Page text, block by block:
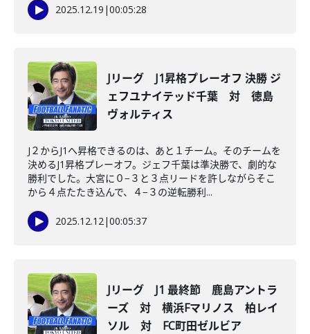
2025.12.19 |00:05:28
Jリーグ J1昇格プレーオフ 決勝 ジ
ェフユナイテッド千葉 対 徳島
ヴォルティス
J２からJ1へ昇格できるのは、あと１チーム。そのチームを
決めるJ1昇格プレーオフ。ジェフ千葉は準決勝で、劇的な
勝利でした。大宮に０−３と３点リードを許しながらそこ
から４点たたき込んで、４−３の逆転勝利...
2025.12.12|00:05:37
Jリーグ J1 最終節 鹿島アントラ
ーズ 対 横浜Fマリノス 柏レイ
ソル 対 FC町田ゼルビア